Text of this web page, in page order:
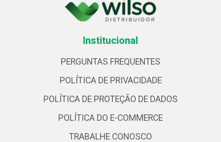
Institucional
PERGUNTAS FREQUENTES
POLÍTICA DE PRIVACIDADE
POLÍTICA DE PROTEÇÃO DE DADOS
POLÍTICA DO E-COMMERCE
TRABALHE CONOSCO